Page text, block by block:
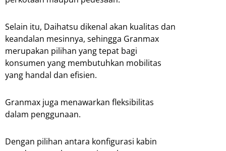
Selain itu, Daihatsu dikenal akan kualitas dan
keandalan mesinnya, sehingga Granmax
merupakan pilihan yang tepat bagi
konsumen yang membutuhkan mobilitas
yang handal dan efisien.
Granmax juga menawarkan fleksibilitas
dalam penggunaan.
Dengan pilihan antara konfigurasi kabin